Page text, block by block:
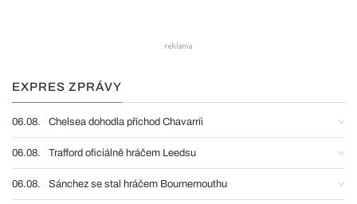
EXPRES ZPRÁVY
06.08. Chelsea dohodla příchod Chavarríi
06.08. Trafford oficiálně hráčem Leedsu
06.08. Sánchez se stal hráčem Bournemouthu